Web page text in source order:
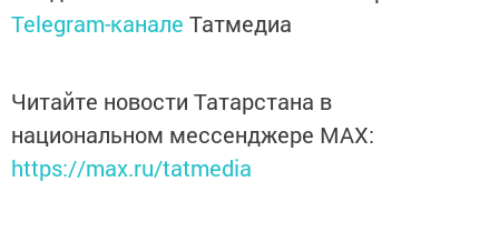
Telegram-канале Татмедиа
Читайте новости Татарстана в
национальном мессенджере MАХ:
https://max.ru/tatmedia